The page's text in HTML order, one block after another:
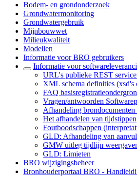
Bodem- en grondonderzoek
Grondwatermonitoring
Grondwatergebruik
Mijnbouwwet
Milieukwaliteit
Modellen
Informatie voor BRO gebruikers
Informatie voor
URL's publieke REST
XML schema definities (xsd's
FAQ
Vragen/antwoorden
Afhandeling
Het afhandelen van tijdstippen
Foutboodschappen
GLD: Afhandeling van
GMW uitleg tijdlijn
GLD: Limieten
BRO wijzigingsbeheer
Bronhouderportaal BRO -